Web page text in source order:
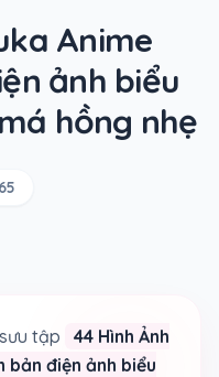
Anime
ảnh biểu
hồng nhẹ
65
tập
44 Hình Ảnh
bản điện ảnh biểu